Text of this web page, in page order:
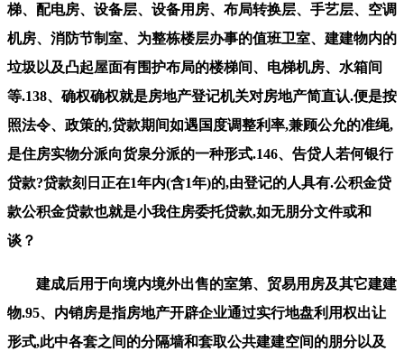
梯、配电房、设备层、设备用房、布局转换层、手艺层、空调
机房、消防节制室、为整栋楼层办事的值班卫室、建建物内的
垃圾以及凸起屋面有围护布局的楼梯间、电梯机房、水箱间
等.138、确权确权就是房地产登记机关对房地产简直认.便是按
照法令、政策的,贷款期间如遇国度调整利率,兼顾公允的准绳,
是住房实物分派向货泉分派的一种形式.146、告贷人若何银行
贷款?贷款刻日正在1年内(含1年)的,由登记的人具有.公积金贷
款公积金贷款也就是小我住房委托贷款,如无朋分文件或和
谈？
建成后用于向境内境外出售的室第、贸易用房及其它建建
物.95、内销房是指房地产开辟企业通过实行地盘利用权出让
形式,此中各套之间的分隔墙和套取公共建建空间的朋分以及